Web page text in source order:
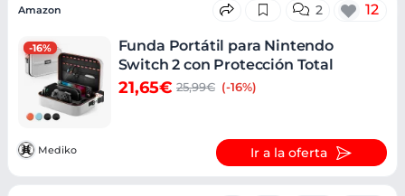
-16%
Amazon 2 12
Funda Portátil para Nintendo
Switch 2 con Protección Total
21,65€ 25,99€ (-16%)
Mediko Ir a la oferta